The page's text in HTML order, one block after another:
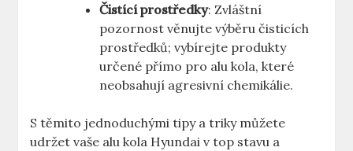
Čistící prostředky: Zvláštní
pozornost věnujte výběru čisticích
prostředků; vybírejte produkty
určené přímo pro alu kola, které
neobsahují agresivní chemikálie.
S těmito jednoduchými tipy a triky můžete
udržet vaše alu kola Hyundai v top stavu a